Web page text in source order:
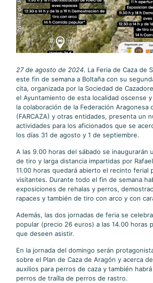
27 de agosto de 2024. La Feria de Caza de
este fin de semana a Boltaña con su
cita, organizada por la Sociedad de
el Ayuntamiento de esta localidad oscense
la colaboración de la Federación Aragonesa
(FARCAZA) y otras entidades, presenta un
actividades para los aficionados que se
los días 31 de agosto y 1 de septiembre.
A las 9.00 horas del sábado se inaugurarán
de tiro y larga distancia impartidas por
11.00 horas quedará abierto el recinto ferial
visitantes. Durante todo el fin de semana
exposiciones de rehalas y perros,
rapaces y también de tiro con arco y con
Además, las dos jornadas de feria se
popular (precio 26 euros) a las 14.00 horas
que deseen asistir.
En la jornada del domingo serán
sobre el Plan de Caza de Aragón y acerca
auxilios para perros de caza y también
perros de traílla de perros de rastro.